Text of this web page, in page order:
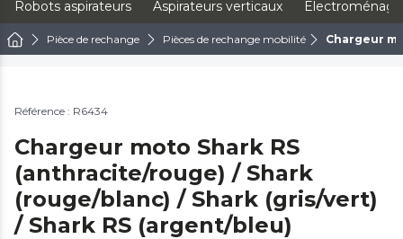
Robots aspirateurs Aspirateurs verticaux
Pièce de rechange Pièces de rechange mobilité Chargeur
Référence : R6434
Chargeur moto Shark RS
(anthracite/rouge) / Shark
(rouge/blanc) / Shark (gris/vert)
/ Shark RS (argent/bleu)